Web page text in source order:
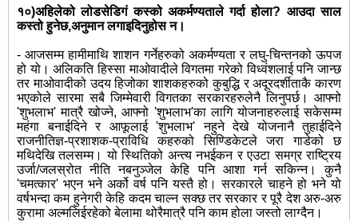
१०)अहिलेको लोडसेडिगं कस्को अकर्मण्यताले गर्दा होला? आउदा साल
कस्तो हुनेछ,अनुमान लगाइदिनुहोस न।
- आजसम्म हामीमाथि शाशन गर्नेहरुको अकर्मण्यता र लघु-चिन्तनको ऊपज
हो यो। अलिकति हिस्सा माओवादीले विगतमा गरेको विध्वंशलाई पनि जान्छ
तर माओवादीको उदय हिजोका शाशकहरुको कुबुद्धि र अदूरदर्शीताकै कारण
भएकोले सारमा सबै जिम्मेवारी विगतका सरकारहरुलेनै लिनुपर्छ। आफ्नो
'शुभलाभ' मात्रै खोज्ने, आफ्नो 'शुभलाभ'का लागि योजनाहरुलाई सकेसम्म
महंगा बनाईदिने र आफूलाई 'शुभलाभ' नहुने देखे योजनानै तुहाईदिने
राजनीतिज्ञ-प्रशाशक-प्राविधि कहरुको सिण्डिकेटले जरा गाडेको छ
मथिदेखि तलसम्म। यो स्थितिको अन्त्य नभईकन र एउटा समग्र राष्ट्रिय
उर्जा/जलस्रोत नीति नबनुञ्जेल केहि पनि आशा गर्न सकिन्न। कुनै
'चमत्कार' भएन भने अर्को वर्ष पनि यस्तै हो। सरकारले चाहने हो भने यो
वर्षभन्दा कम हुनेगरी केहि कदम चाल्न सक्छ तर सरकार र पूरै देश अरु-अरु
कुरामा अल्मलिईरहेको बेलामा थोरैमात्रै पनि काम होला जस्तो लाग्दैन।